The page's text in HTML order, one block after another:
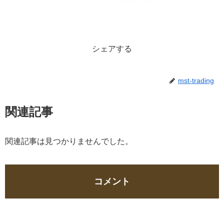
シェアする
mst-trading
関連記事
関連記事は見つかりませんでした。
コメント